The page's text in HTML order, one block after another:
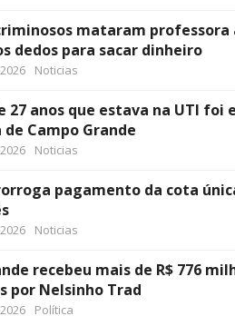
mataram professora
dedos para sacar dinheiro
Noticias
27 anos que estava na UTI foi
de Campo Grande
Noticias
pagamento da cota
Noticias
recebeu mais de R$ 776
por Nelsinho Trad
Política